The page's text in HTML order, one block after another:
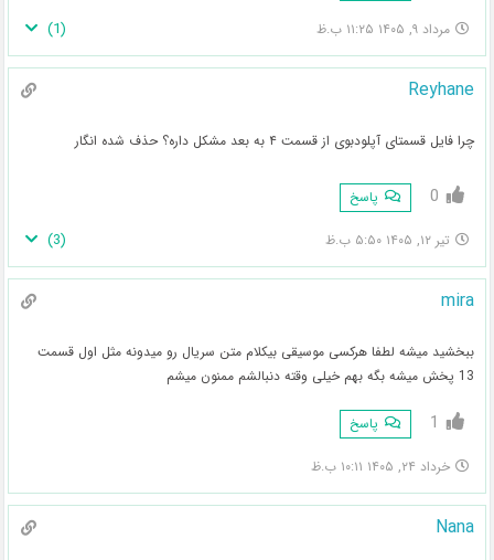
مرداد ۹, ۱۴۰۵ ۱۱:۲۵ ب.ظ (
1
)
Reyhane
چرا فایل قسمتای آپلودبوی از قسمت ۴ به بعد مشکل داره؟ حذف شده انگار
0 پاسخ
تیر ۱۲, ۱۴۰۵ ۵:۵۰ ب.ظ (
3
)
mira
ببخشید میشه لطفا هرکسی موسیقی بیکلام متن سریال رو میدونه مثل اول قسمت
13 پخش میشه بگه بهم خیلی وقته دنبالشم ممنون میشم
1 پاسخ
خرداد ۲۴, ۱۴۰۵ ۱۰:۱۱ ب.ظ
Nana